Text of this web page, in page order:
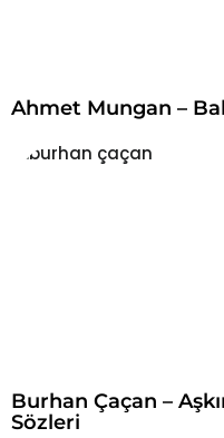
Ahmet Mungan –
Burhan Çaçan –
Sözleri